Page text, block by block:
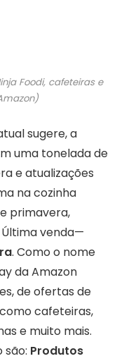
Foodi, cafeteiras e
sugere, a
uma tonelada de
e atualizações
na cozinha
primavera,
Última venda—
. Como o nome
da Amazon
de ofertas de
cafeteiras,
e muito mais.
são: Produtos